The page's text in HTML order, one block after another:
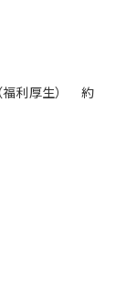
福利厚生） 約